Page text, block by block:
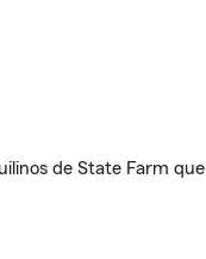
de State Farm que